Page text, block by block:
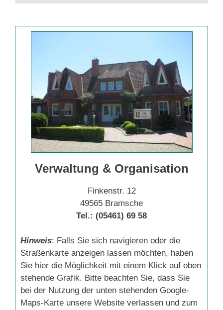
Verwaltung & Organisation
Finkenstr. 12
49565 Bramsche
Tel.: (05461) 69 58
Hinweis: Falls Sie sich navigieren oder die
Straßenkarte anzeigen lassen möchten, haben
Sie hier die Möglichkeit mit einem Klick auf oben
stehende Grafik. Bitte beachten Sie, dass Sie
bei der Nutzung der unten stehenden Google-
Maps-Karte unsere Website verlassen und zum